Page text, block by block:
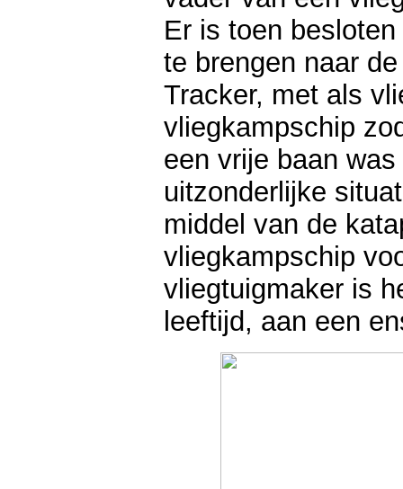
Er is toen
te brengen naar
Tracker, met als
vliegkampschip
een vrije baan
uitzonderlijke
middel van de
vliegkampschip
vliegtuigmaker is
leeftijd, aan een